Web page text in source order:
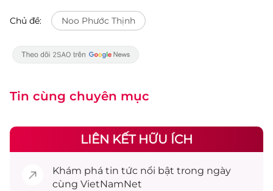
Chủ đề: Noo Phước Thịnh
Tin cùng chuyên mục
LIÊN KẾT HỮU ÍCH
Khám phá tin tức nổi bật trong ngày
cùng VietNamNet